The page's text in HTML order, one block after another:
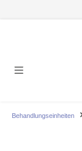
Behandlungseinheiten